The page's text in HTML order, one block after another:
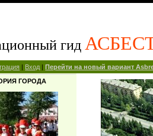
гид
| Вход |Перейти на новый вариант
ГОРОДА